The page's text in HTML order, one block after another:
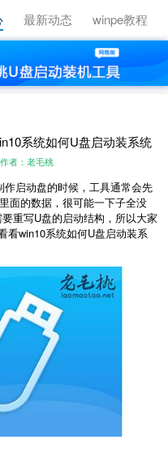
最新动态 winpe教程
系统如何U盘启动装系统
作者：老毛桃
启动盘的时候，工具通常会先
面的数据，很可能一下子全没
重写U盘的启动结构，所以大家
看win10系统如何U盘启动装系